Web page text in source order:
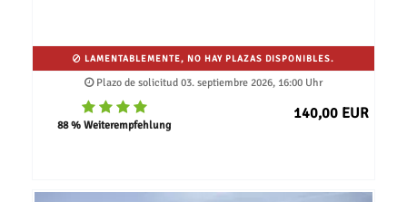
LAMENTABLEMENTE, NO HAY PLAZAS DISPONIBLES.
Plazo de solicitud 03. septiembre 2026, 16:00 Uhr
88 % Weiterempfehlung
140,00 EUR